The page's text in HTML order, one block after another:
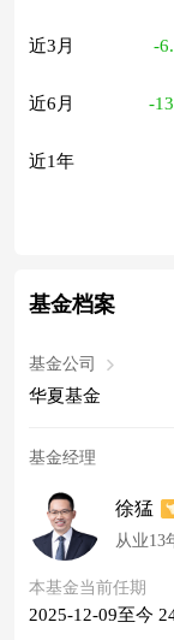
近3月 -
近6月 -
近1年
基金档案
基金公司
华夏基金
基金经理
徐猛
从业13
本基金当前任期
2025-12-09至今